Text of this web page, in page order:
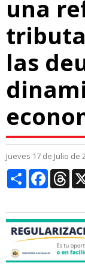
una
las
Jueves 17 de Julio de
CompartirFacebook